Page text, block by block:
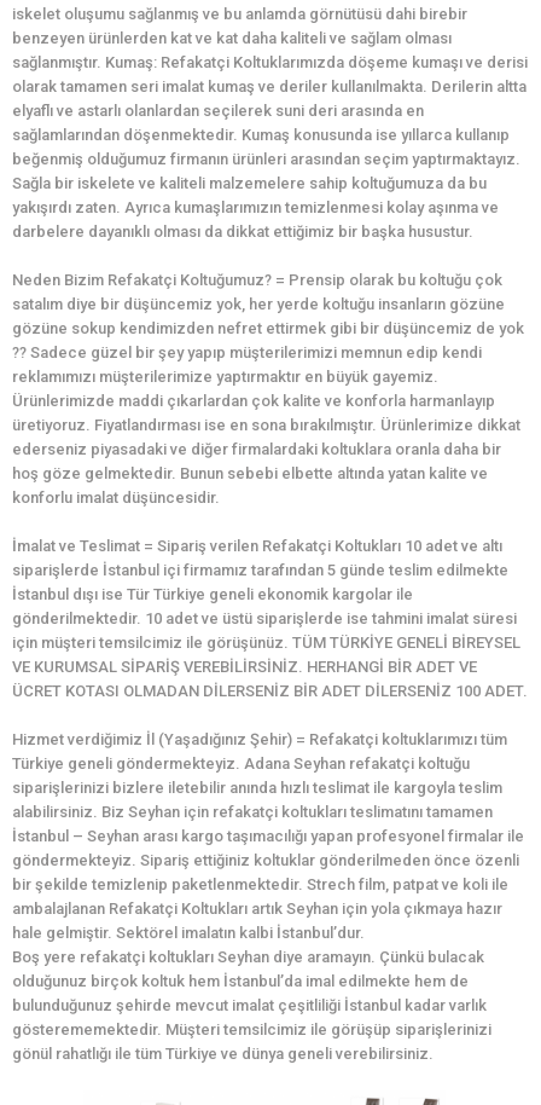
iskelet oluşumu sağlanmış ve bu anlamda görnütüsü dahi birebir
benzeyen ürünlerden kat ve kat daha kaliteli ve sağlam olması
sağlanmıştır. Kumaş: Refakatçi Koltuklarımızda döşeme kumaşı ve derisi
olarak tamamen seri imalat kumaş ve deriler kullanılmakta. Derilerin altta
elyaflı ve astarlı olanlardan seçilerek suni deri arasında en
sağlamlarından döşenmektedir. Kumaş konusunda ise yıllarca kullanıp
beğenmiş olduğumuz firmanın ürünleri arasından seçim yaptırmaktayız.
Sağla bir iskelete ve kaliteli malzemelere sahip koltuğumuza da bu
yakışırdı zaten. Ayrıca kumaşlarımızın temizlenmesi kolay aşınma ve
darbelere dayanıklı olması da dikkat ettiğimiz bir başka husustur.
Neden Bizim Refakatçi Koltuğumuz? = Prensip olarak bu koltuğu çok
satalım diye bir düşüncemiz yok, her yerde koltuğu insanların gözüne
gözüne sokup kendimizden nefret ettirmek gibi bir düşüncemiz de yok
?? Sadece güzel bir şey yapıp müşterilerimizi memnun edip kendi
reklamımızı müşterilerimize yaptırmaktır en büyük gayemiz.
Ürünlerimizde maddi çıkarlardan çok kalite ve konforla harmanlayıp
üretiyoruz. Fiyatlandırması ise en sona bırakılmıştır. Ürünlerimize dikkat
ederseniz piyasadaki ve diğer firmalardaki koltuklara oranla daha bir
hoş göze gelmektedir. Bunun sebebi elbette altında yatan kalite ve
konforlu imalat düşüncesidir.
İmalat ve Teslimat = Sipariş verilen Refakatçi Koltukları 10 adet ve altı
siparişlerde İstanbul içi firmamız tarafından 5 günde teslim edilmekte
İstanbul dışı ise Tür Türkiye geneli ekonomik kargolar ile
gönderilmektedir. 10 adet ve üstü siparişlerde ise tahmini imalat süresi
için müşteri temsilcimiz ile görüşünüz. TÜM TÜRKİYE GENELİ BİREYSEL
VE KURUMSAL SİPARİŞ VEREBİLİRSİNİZ. HERHANGİ BİR ADET VE
ÜCRET KOTASI OLMADAN DİLERSENİZ BİR ADET DİLERSENİZ 100 ADET.
Hizmet verdiğimiz İl (Yaşadığınız Şehir) = Refakatçi koltuklarımızı tüm
Türkiye geneli göndermekteyiz. Adana Seyhan refakatçi koltuğu
siparişlerinizi bizlere iletebilir anında hızlı teslimat ile kargoyla teslim
alabilirsiniz. Biz Seyhan için refakatçi koltukları teslimatını tamamen
İstanbul – Seyhan arası kargo taşımacılığı yapan profesyonel firmalar ile
göndermekteyiz. Sipariş ettiğiniz koltuklar gönderilmeden önce özenli
bir şekilde temizlenip paketlenmektedir. Strech film, patpat ve koli ile
ambalajlanan Refakatçi Koltukları artık Seyhan için yola çıkmaya hazır
hale gelmiştir. Sektörel imalatın kalbi İstanbul’dur.
Boş yere refakatçi koltukları Seyhan diye aramayın. Çünkü bulacak
olduğunuz birçok koltuk hem İstanbul’da imal edilmekte hem de
bulunduğunuz şehirde mevcut imalat çeşitliliği İstanbul kadar varlık
gösterememektedir. Müşteri temsilcimiz ile görüşüp siparişlerinizi
gönül rahatlığı ile tüm Türkiye ve dünya geneli verebilirsiniz.